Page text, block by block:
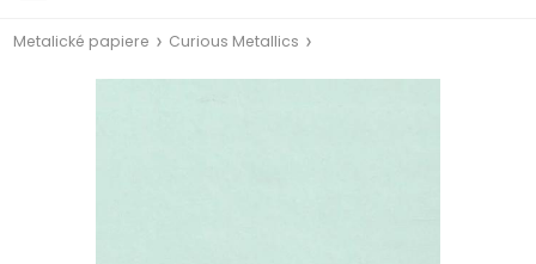
Metalické papiere Curious Metallics